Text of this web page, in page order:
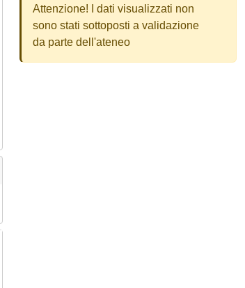
Attenzione! I dati visualizzati non
sono stati sottoposti a validazione
da parte dell'ateneo